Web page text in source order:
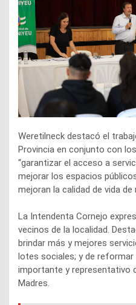
Weretilneck destacó el
Provincia en conjunto con
“garantizar el acceso a
mejorar los espacios
mejoran la calidad de vida
La Intendenta Cornejo
vecinos de la localidad.
brindar más y mejores
lotes sociales; y de reformar
importante y representativo
Madres.